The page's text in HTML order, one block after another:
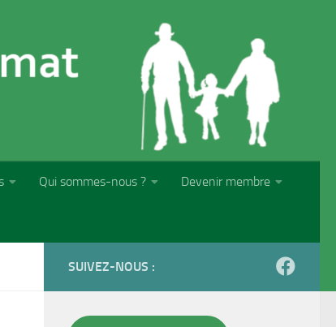
Qui sommes-nous ? Devenir membre
SUIVEZ-NOUS :